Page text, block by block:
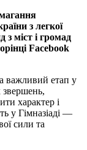
з легкої
з міст і громад
Facebook
важливий етап у
звершень,
характер і
у Гімназіаді —
сили та